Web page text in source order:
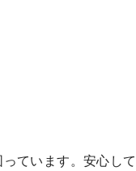
ています。安心して